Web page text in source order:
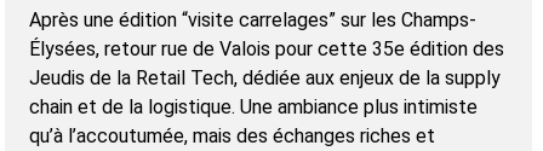
Après une édition “visite carrelages” sur les Champs-
Élysées, retour rue de Valois pour cette 35e édition des
Jeudis de la Retail Tech, dédiée aux enjeux de la supply
chain et de la logistique. Une ambiance plus intimiste
qu’à l’accoutumée, mais des échanges riches et